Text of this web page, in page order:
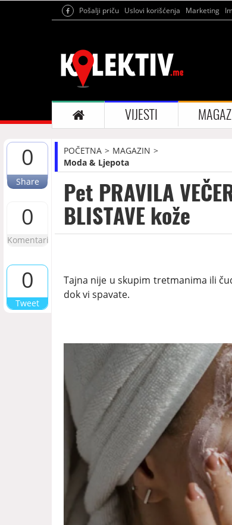
Pošalji priču Uslovi korišćenja Marketing
VIJESTI
0
Share
0
Komentari
0
Tweet
POČETNA
MAGAZIN
Moda & Ljepota
Pet PRAVILA
BLISTAVE kože
Tajna nije u skupim tretmanima ili
dok vi spavate.